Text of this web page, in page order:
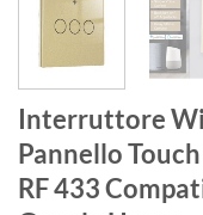
Interruttore
Pannello
RF 433